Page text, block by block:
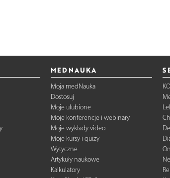
MEDNAUKA
Moja medNauka
Dostosuj
Moje ulubione
Moje konferencje i webinary
Moje wykłady video
Moje kursy i quizy
Wytyczne
Artykuły naukowe
Kalkulatory